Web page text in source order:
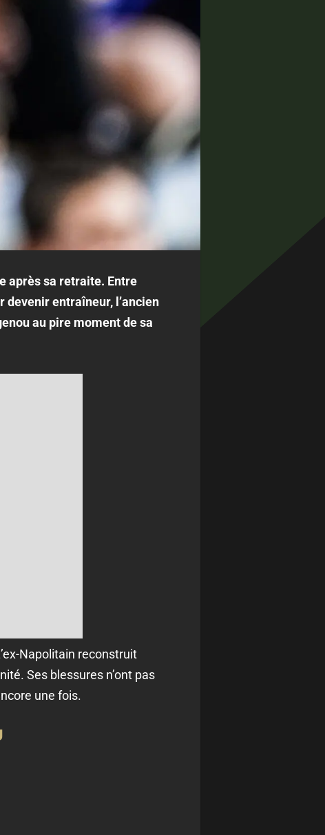
après sa retraite. Entre
entraîneur, l’ancien
au pire moment de sa
Napolitain reconstruit
Ses blessures n’ont pas
une fois.